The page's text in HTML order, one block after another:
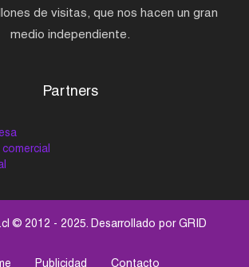
de visitas, que nos hacen un gran
medio independiente.
Partners
© 2012 - 2025. Desarrollado porGRID
Publicidad Contacto